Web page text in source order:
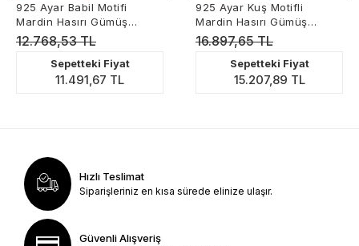
925 Ayar Babil Motifi
Mardin Hasırı Gümüş
Bileklik
12.768,53 TL
Sepetteki Fiyat
11.491,67 TL
925 Ayar Kuş Motifli
Mardin Hasırı Gümüş
Bileklik
16.897,65 TL
Sepetteki Fiyat
15.207,89 TL
Hızlı Teslimat
Siparişleriniz en kısa sürede elinize ulaşır.
Güvenli Alışveriş